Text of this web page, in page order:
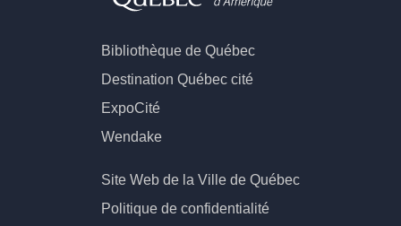
Bibliothèque de Québec
Destination Québec cité
ExpoCité
Wendake
Site Web de la Ville de Québec
Politique de confidentialité